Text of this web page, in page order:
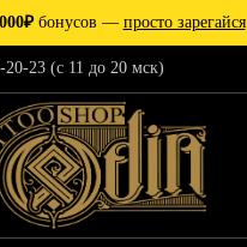
бонусов — просто зарегайся
20-23 (c 11 до 20 мск)